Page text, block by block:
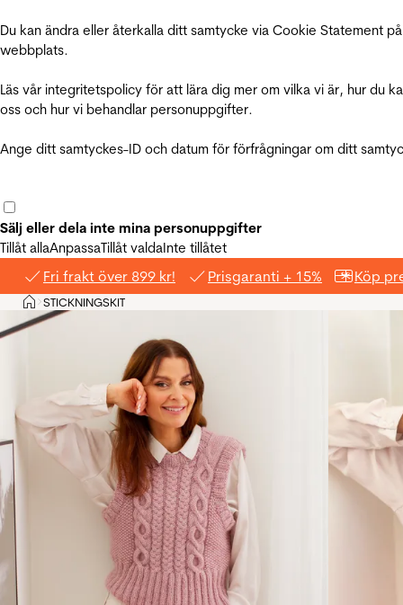
Du kan ändra eller återkalla ditt samtycke via Cookie Statement
webbplats.
Läs vår integritetspolicy för att lära dig mer om vilka vi är, hur du
oss och hur vi behandlar personuppgifter.
Ange ditt samtyckes-ID och datum för förfrågningar om ditt
Sälj eller dela inte mina personuppgifter
Tillåt allaAnpassaTillåt valdaInte tillåtet
Fri frakt över 899 kr! Prisgaranti + 15% Köp
Hem
>STICKNINGSKIT